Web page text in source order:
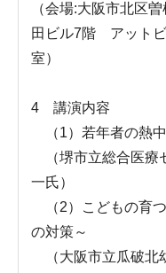
（会場:大阪市北区
田ビル7階 アット
室）
4 講演内容
（1）若年者の熱
（堺市立総合医
一氏）
（2）こどもの育
の対策～
（大阪市立瓜破北